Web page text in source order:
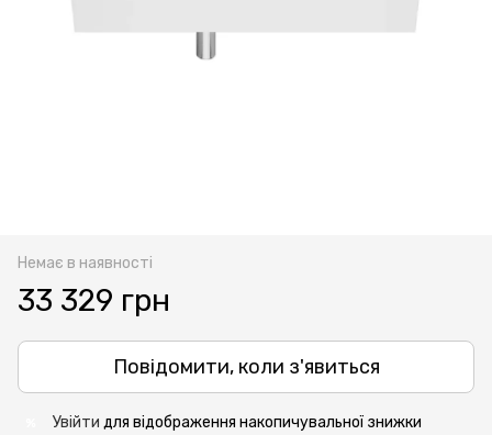
Немає в наявності
33 329 грн
Повідомити, коли з'явиться
Увійти для відображення накопичувальної знижки